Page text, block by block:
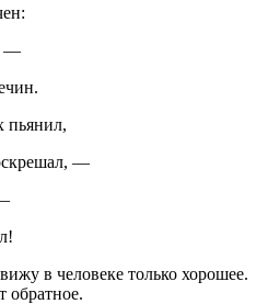
—
пьянил,
—
в человеке только хорошее.
обратное.